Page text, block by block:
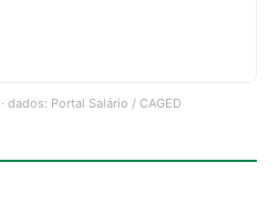
dados: Portal Salário / CAGED